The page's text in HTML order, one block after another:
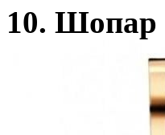
10. Шопар